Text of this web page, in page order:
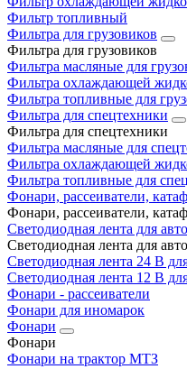
Фильтр топливный
Фильтра для грузовиков
Фильтра для грузовиков
Фильтра масляные для
Фильтра охлаждающей
Фильтра топливные для
Фильтра для спецтехники
Фильтра для спецтехники
Фильтра масляные для
Фильтра охлаждающей
Фильтра топливные для
Фонари, рассеиватели,
Фонари, рассеиватели,
Светодиодная лента для авто
Светодиодная лента для авто
Светодиодная лента 24 В
Светодиодная лента 12 В
Фонари - рассеиватели
Фонари для иномарок
Фонари
Фонари
Фонари на трактор МТЗ